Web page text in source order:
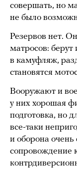
совершать, но
не было
Резервов нет.
матросов: берут
в камуфляж,
становятся
Вооружают и
у них хорошая
подготовка, но
все-таки
и оборона
сопровождение